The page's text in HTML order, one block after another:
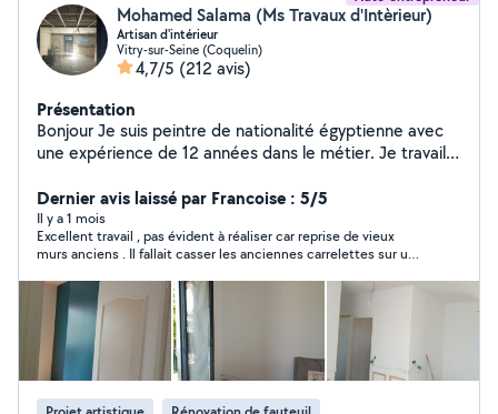
Mohamed Salama (Ms Travaux d'Intèrieur)
Artisan d'intérieur
Vitry-sur-Seine (Coquelin)
4,7/5 (212 avis)
Présentation
Bonjour Je suis peintre de nationalité égyptienne avec
une expérience de 12 années dans le métier. Je travaille
début de chantier (paiement total à reception du
chantier. Si vous êtes intéressés, n'hesitez pas pour tout
renseignement comcordialement ap Bien cordialement
Dernier avis laissé par Francoise : 5/5
Il y a 1 mois
Excellent travail , pas évident à réaliser car reprise de vieux
murs anciens . Il fallait casser les anciennes carrelettes sur une
de plâtre et terminer avec de la toile Décoller l' ancien papier
peint et finir avec de la toile Travail appliqué et soigné qui
donne un super rendu . Chantier de plusieurs jours mais fait
dans la foulée. Agréable de ne pas attendre La personne qui
travaillait était très propre et méthodique, à chaque fois le
chantier était nettoyé et les déchets soigneusement mis dans
des sacs de gravats.